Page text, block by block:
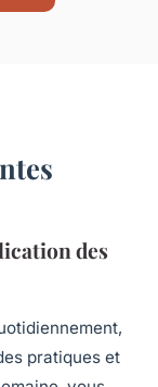
des
pratiques et